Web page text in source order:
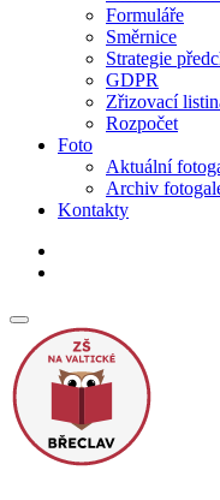
Formuláře
Směrnice
Strategie
GDPR
Zřizovací
Rozpočet
Foto
Aktuální
Archiv
Kontakty